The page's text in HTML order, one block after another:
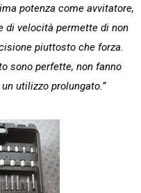
potenza come avvitatore,
di velocità permette di non
piuttosto che forza.
sono perfette, non fanno
utilizzo prolungato.”